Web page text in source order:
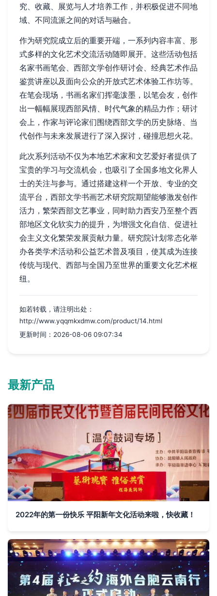
究、收藏、展览与人才培养工作，并积极促进不同地
域、不同流派之间的对话与融合。
作为研究院成立后的重要开端，一系列内容丰富、形
式多样的文化艺术交流活动随即展开。这些活动包括
名家书画笔会、西部文学创作研讨会、经典艺术作品
鉴赏讲座以及面向公众的开放式艺术体验工作坊等。
在笔会现场，书画名家们挥毫泼墨，以笔会友，创作
出一幅幅展现西部风情、时代气象的精品力作；研讨
会上，作家与评论家们围绕西部文学的历史脉络、当
代创作与未来发展进行了深入探讨，碰撞思想火花。
此次系列活动不仅为本地艺术家和文艺爱好者提供了
宝贵的学习与交流机会，也吸引了全国多地文化界人
士的关注与参与。通过搭建这样一个开放、专业的交
流平台，西部文学书画艺术研究院期望能够激发创作
活力，繁荣西部文艺事业，同时助力西安乃至整个西
部地区文化软实力的提升，为增强文化自信、促进社
会主义文化繁荣发展贡献力量。研究院计划常态化举
办各类学术活动和公益艺术普及项目，使其成为连接
传统与现代、西部与全国乃至世界的重要文化艺术枢
纽。
如若转载，请注明出处：
http://www.yqqmkxdmw.com/product/14.html
更新时间：2026-08-06 09:07:34
最新产品
2022年的第一份快乐 平阳新年文化活动来啦，快收藏！